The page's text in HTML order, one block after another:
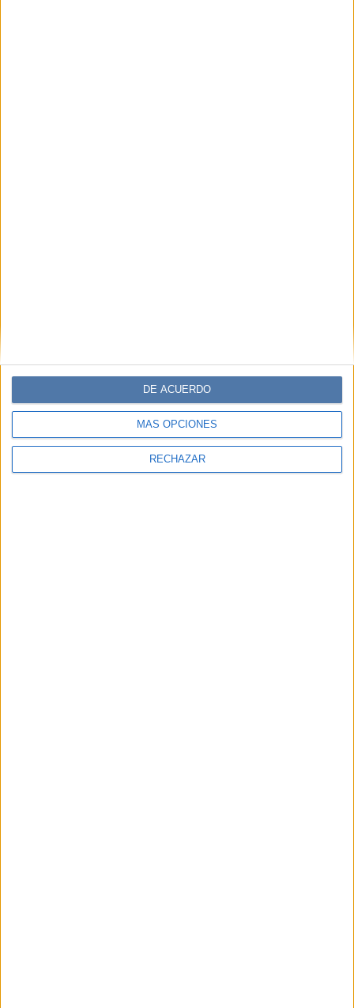
MÁS OPCIONES
RECHAZAR
DE ACUERDO